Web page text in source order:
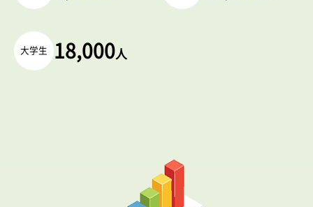
大学生 18,000人